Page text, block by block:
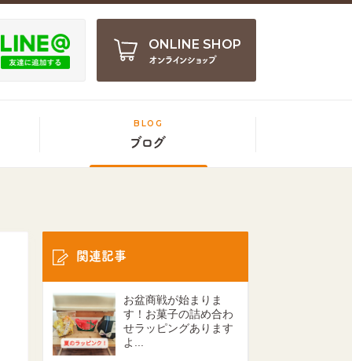
ONLINE SHOP
オンラインショップ
BLOG
ブログ
関連記事
お盆商戦が始まりま
す！お菓子の詰め合わ
せラッピングあります
よ...